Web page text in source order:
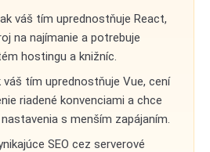
váš tím uprednostňuje React,
na najímanie a potrebuje
hostingu a knižníc.
váš tím uprednostňuje Vue, cení
riadené konvenciami a chce
s menším zapájaním.
SEO cez serverové